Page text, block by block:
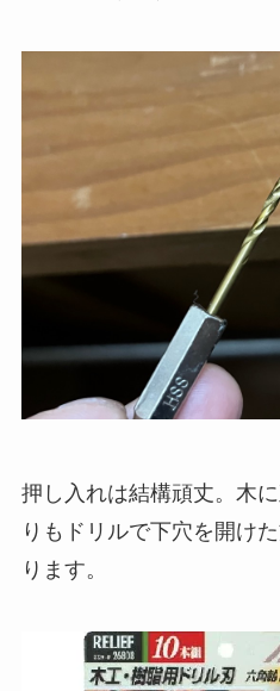
押し入れは結構頑丈。木
りもドリルで下穴を開け
ります。